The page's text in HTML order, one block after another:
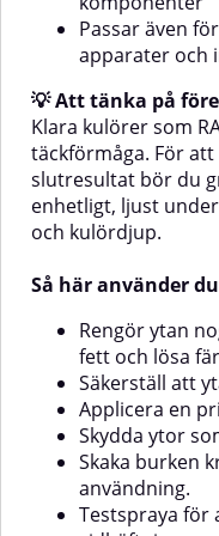
fäste.Spraya i flera tunna,
korslagda lager med ca 25
avstånd. Skaka burken före
syntetiska färger, såsom
eller nitrocellulosabaserade
färger, då detta kan påverka
vidhäftning och leda till
reaktioner i
ytskiktet.Färgåtergivningen
skärmen kan avvika från den
Passar även
apparater och
💡 Att tänka på
Klara kulörer som
täckförmåga. För
slutresultat bör du
enhetligt, ljust
och kulördjup.
Så här använder
Rengör ytan
fett och lösa
Säkerställ att
Applicera en
Skydda ytor
Skaka burken
användning.
Testspraya för